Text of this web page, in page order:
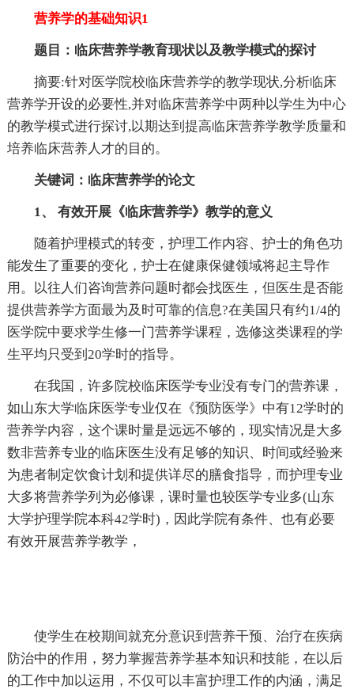
营养学的基础知识1
题目：临床营养学教育现状以及教学模式的探讨
摘要:针对医学院校临床营养学的教学现状,分析临床
营养学开设的必要性,并对临床营养学中两种以学生为中心
的教学模式进行探讨,以期达到提高临床营养学教学质量和
培养临床营养人才的目的。
关键词：临床营养学的论文
1、 有效开展《临床营养学》教学的意义
随着护理模式的转变，护理工作内容、护士的角色功
能发生了重要的变化，护士在健康保健领域将起主导作
用。以往人们咨询营养问题时都会找医生，但医生是否能
提供营养学方面最为及时可靠的信息?在美国只有约1/4的
医学院中要求学生修一门营养学课程，选修这类课程的学
生平均只受到20学时的指导。
在我国，许多院校临床医学专业没有专门的营养课，
如山东大学临床医学专业仅在《预防医学》中有12学时的
营养学内容，这个课时量是远远不够的，现实情况是大多
数非营养专业的临床医生没有足够的知识、时间或经验来
为患者制定饮食计划和提供详尽的膳食指导，而护理专业
大多将营养学列为必修课，课时量也较医学专业多(山东
大学护理学院本科42学时)，因此学院有条件、也有必要
有效开展营养学教学，
使学生在校期间就充分意识到营养干预、治疗在疾病
防治中的作用，努力掌握营养学基本知识和技能，在以后
的工作中加以运用，不仅可以丰富护理工作的内涵，满足